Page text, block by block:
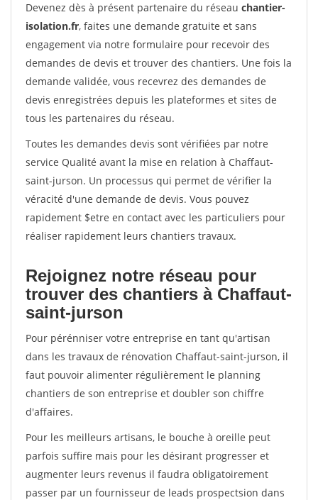
Devenez dès à présent partenaire du réseau chantier-
isolation.fr, faites une demande gratuite et sans
engagement via notre formulaire pour recevoir des
demandes de devis et trouver des chantiers. Une fois la
demande validée, vous recevrez des demandes de
devis enregistrées depuis les plateformes et sites de
tous les partenaires du réseau.
Toutes les demandes devis sont vérifiées par notre
service Qualité avant la mise en relation à Chaffaut-
saint-jurson. Un processus qui permet de vérifier la
véracité d'une demande de devis. Vous pouvez
rapidement $etre en contact avec les particuliers pour
réaliser rapidement leurs chantiers travaux.
Rejoignez notre réseau pour
trouver des chantiers à Chaffaut-
saint-jurson
Pour pérénniser votre entreprise en tant qu'artisan
dans les travaux de rénovation Chaffaut-saint-jurson, il
faut pouvoir alimenter régulièrement le planning
chantiers de son entreprise et doubler son chiffre
d'affaires.
Pour les meilleurs artisans, le bouche à oreille peut
parfois suffire mais pour les désirant progresser et
augmenter leurs revenus il faudra obligatoirement
passer par un fournisseur de leads prospectsion dans